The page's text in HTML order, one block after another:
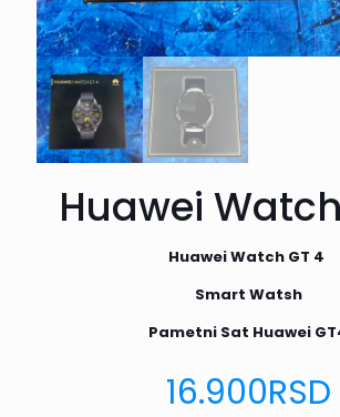
Huawei
Huawei Watch GT 4
Smart Watsh
Pametni Sat Huawei
16.900RSD